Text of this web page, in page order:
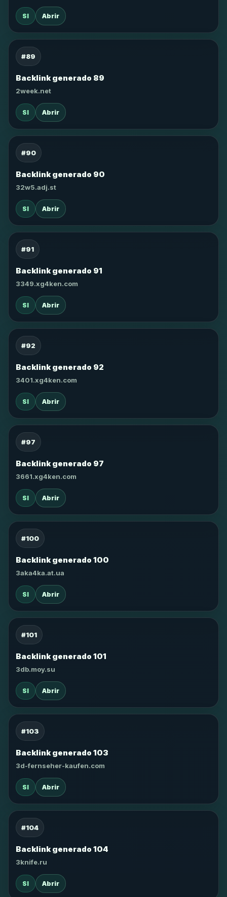
SI Abrir
#89
Backlink generado 89
2week.net
SI Abrir
#90
Backlink generado 90
32w5.adj.st
SI Abrir
#91
Backlink generado 91
3349.xg4ken.com
SI Abrir
#92
Backlink generado 92
3401.xg4ken.com
SI Abrir
#97
Backlink generado 97
3661.xg4ken.com
SI Abrir
#100
Backlink generado 100
3aka4ka.at.ua
SI Abrir
#101
Backlink generado 101
3db.moy.su
SI Abrir
#103
Backlink generado 103
3d-fernseher-kaufen.com
SI Abrir
#104
Backlink generado 104
3knife.ru
SI Abrir